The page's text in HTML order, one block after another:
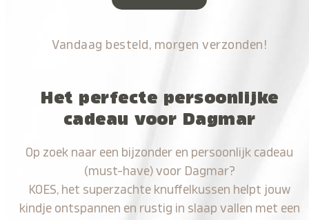
Vandaag besteld, morgen verzonden!
Het perfecte persoonlijke
cadeau voor Dagmar
Op zoek naar een bijzonder en persoonlijk cadeau
(must-have) voor Dagmar?
KOES, het superzachte knuffelkussen helpt jouw
kindje ontspannen en rustig in slaap vallen met een